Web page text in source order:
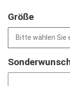
Größe
Bitte wählen Sie